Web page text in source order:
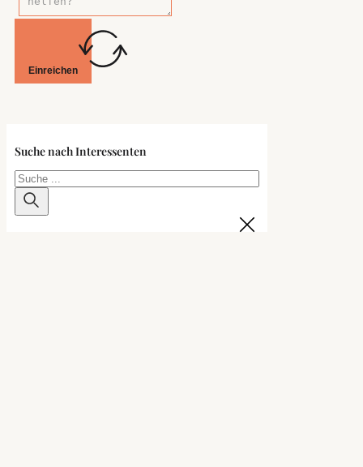
Einreichen
Suche nach Interessenten
Suchen